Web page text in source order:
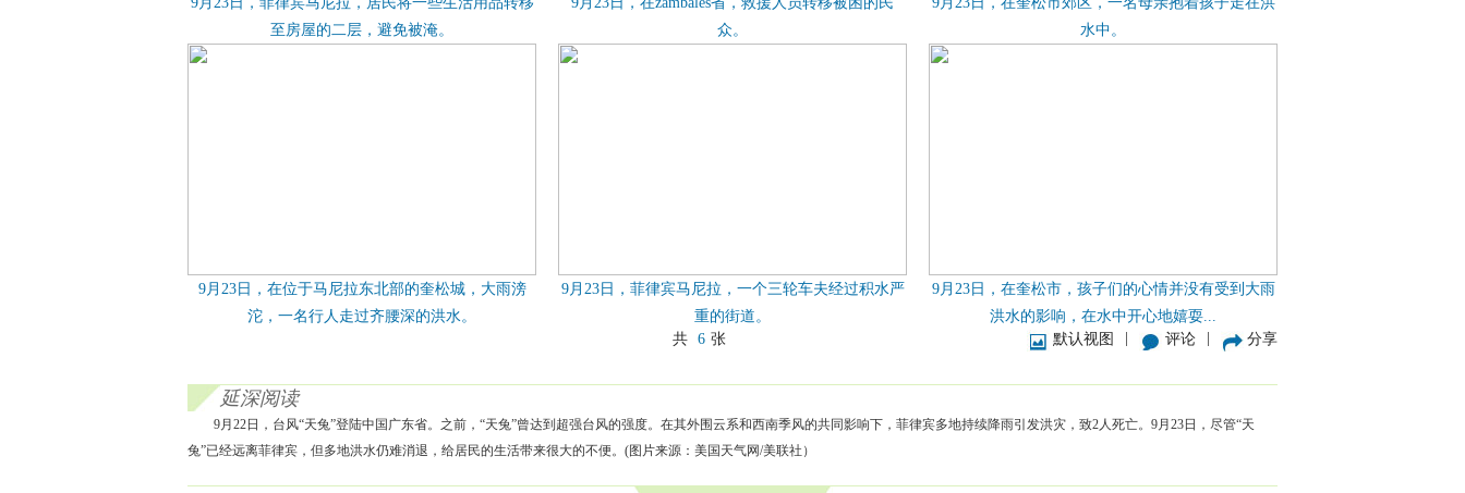
至房屋的二层，避免被淹。
众。
水中。
9月23日，在位于马尼拉东北部的奎松城，大雨滂
沱，一名行人走过齐腰深的洪水。
9月23日，菲律宾马尼拉，一个三轮车夫经过积水严
重的街道。
9月23日，在奎松市，孩子们的心情并没有受到大雨
洪水的影响，在水中开心地嬉耍...
共 6 张 默认视图 评论 分享
延深阅读
9月22日，台风“天兔”登陆中国广东省。之前，“天兔”曾达到超强台风的强度。在其外围云系和西南季风的共同影响下，菲律宾多地持续降雨引发洪灾，致2人死亡。9月23日，尽管“天
兔”已经远离菲律宾，但多地洪水仍难消退，给居民的生活带来很大的不便。(图片来源：美国天气网/美联社）